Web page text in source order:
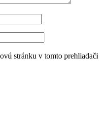
stránku v tomto prehliadači